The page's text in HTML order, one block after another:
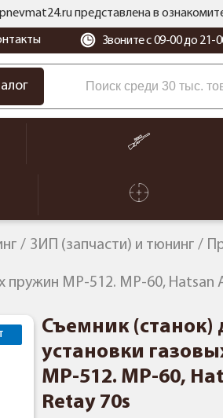
представлена в
Звоните с 09-00 до 21-
ЗИП (запчасти) и тюнинг
пружин МР-512. МР-60, Hatsan
Съемник (станок)
установки
МР-512. МР-60,
Retay 70s